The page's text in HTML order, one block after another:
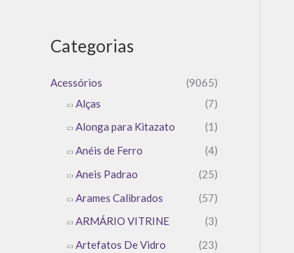
Categorias
Acessórios
(9065)
Alças
(7)
Alonga para Kitazato
(1)
Anéis de Ferro
(4)
Aneis Padrao
(25)
Arames Calibrados
(57)
ARMÁRIO VITRINE
(3)
Artefatos De Vidro
(23)